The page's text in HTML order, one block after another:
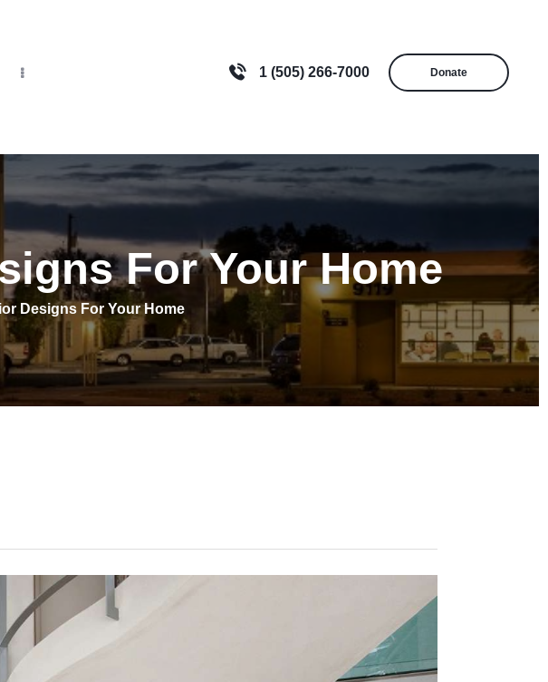
1 (505) 266-7000 Donate
For Your Home
Designs For Your Home
NM